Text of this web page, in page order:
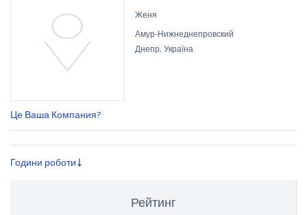
Це Ваша Компания?
Женя
Амур-Нижнеднепровский
Днепр, Україна
Години роботи
Рейтинг